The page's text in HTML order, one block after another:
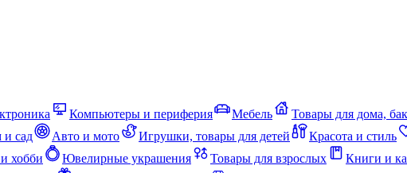
Компьютеры и периферия Мебель Товары для дома,
и сад Авто и мото Игрушки, товары для детей Красота и стиль
хобби Ювелирные украшения Товары для взрослых Книги и